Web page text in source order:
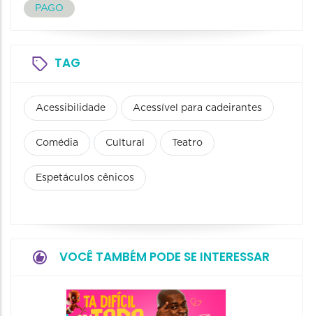
PAGO
TAG
Acessibilidade Acessível para cadeirantes
Comédia Cultural Teatro
Espetáculos cênicos
VOCÊ TAMBÉM PODE SE INTERESSAR